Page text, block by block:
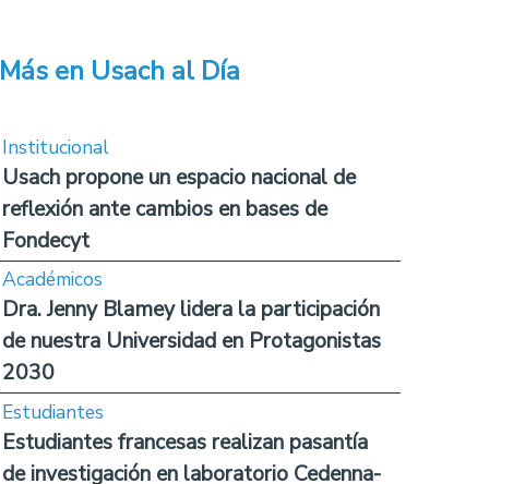
Más en Usach al Día
Institucional
Usach propone un espacio nacional de
reflexión ante cambios en bases de
Fondecyt
Académicos
Dra. Jenny Blamey lidera la participación
de nuestra Universidad en Protagonistas
2030
Estudiantes
Estudiantes francesas realizan pasantía
de investigación en laboratorio Cedenna-